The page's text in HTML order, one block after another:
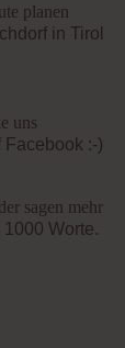
planen
in Tirol
uns
Facebook :-)
sagen mehr
1000 Worte.